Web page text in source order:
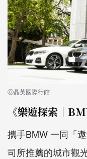
ⓒ晶英國際行館
《樂遊探索
攜手BMW 一同「
司所推薦的城市觀